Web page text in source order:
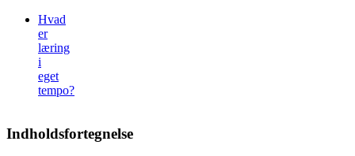
Hvad
er
læring
i
eget
tempo?
Indholdsfortegnelse